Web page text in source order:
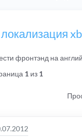
фронтэнд на
1 из 1